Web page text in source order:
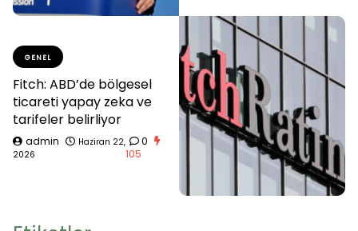
GENEL
Fitch: ABD’de bölgesel
ticareti yapay zeka ve
tarifeler belirliyor
admin
Haziran 22,
2026
0
105